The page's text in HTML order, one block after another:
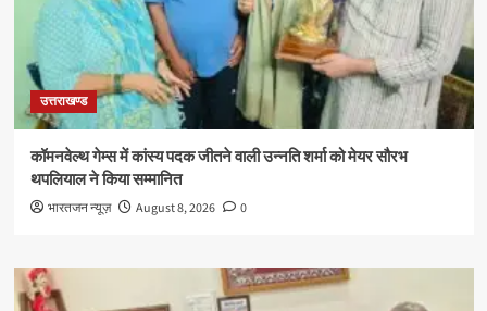
उत्तराखण्ड
कॉमनवेल्थ गेम्स में कांस्य पदक जीतने वाली उन्नति शर्मा को मेयर सौरभ
थपलियाल ने किया सम्मानित
भारतजन न्यूज़ August 8, 2026 0